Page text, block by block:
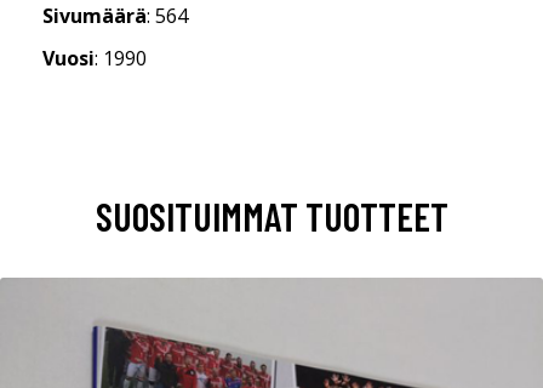
Sivumäärä: 564
Vuosi: 1990
SUOSITUIMMAT TUOTTEET